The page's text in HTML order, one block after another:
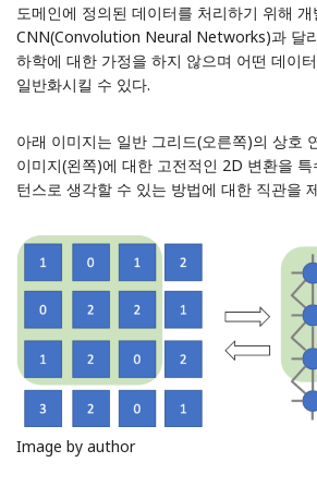
도메인에 정의된 데이터를 처리하기 위해
CNN(Convolution Neural Networks)과 달
하학에 대한 가정을 하지 않으며 어떤 데이
일반화시킬 수 있다.
아래 이미지는 일반 그리드(오른쪽)의 상호
이미지(왼쪽)에 대한 고전적인 2D 변환을
턴스로 생각할 수 있는 방법에 대한 직관을
Image by author